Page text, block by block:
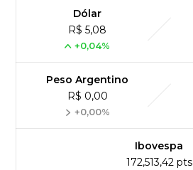
Dólar
R$ 5,08
+0,04%
Peso Argentino
R$ 0,00
+0,00%
Ibovespa
172,513,42 pts